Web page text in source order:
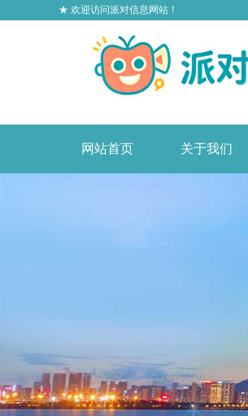
★ 欢迎访问派对信息网站！
网站首页 关于我们